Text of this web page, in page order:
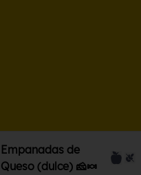
Empanadas de
Queso (dulce) 🧀🍬